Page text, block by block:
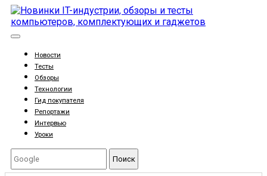
Новости
Тесты
Обзоры
Технологии
Гид покупателя
Репортажи
Интервью
Уроки
Поиск